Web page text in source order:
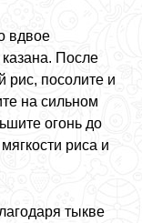
вдвое
После
рис, посолите и
на сильном
огонь до
риса и
тыкве